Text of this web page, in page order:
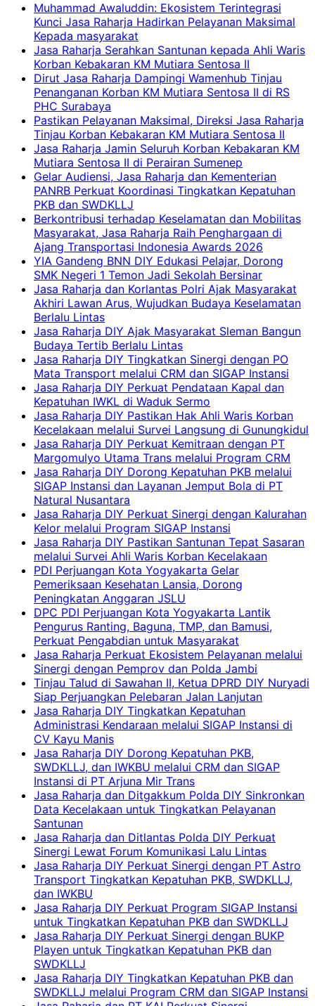
Muhammad Awaluddin: Ekosistem Terintegrasi
Kunci Jasa Raharja Hadirkan Pelayanan Maksimal
Kepada masyarakat
Jasa Raharja Serahkan Santunan kepada Ahli Waris
Korban Kebakaran KM Mutiara Sentosa II
Dirut Jasa Raharja Dampingi Wamenhub Tinjau
Penanganan Korban KM Mutiara Sentosa II di RS
PHC Surabaya
Pastikan Pelayanan Maksimal, Direksi Jasa Raharja
Tinjau Korban Kebakaran KM Mutiara Sentosa II
Jasa Raharja Jamin Seluruh Korban Kebakaran KM
Mutiara Sentosa II di Perairan Sumenep
Gelar Audiensi, Jasa Raharja dan Kementerian
PANRB Perkuat Koordinasi Tingkatkan Kepatuhan
PKB dan SWDKLLJ
Berkontribusi terhadap Keselamatan dan Mobilitas
Masyarakat, Jasa Raharja Raih Penghargaan di
Ajang Transportasi Indonesia Awards 2026
YIA Gandeng BNN DIY Edukasi Pelajar, Dorong
SMK Negeri 1 Temon Jadi Sekolah Bersinar
Jasa Raharja dan Korlantas Polri Ajak Masyarakat
Akhiri Lawan Arus, Wujudkan Budaya Keselamatan
Berlalu Lintas
Jasa Raharja DIY Ajak Masyarakat Sleman Bangun
Budaya Tertib Berlalu Lintas
Jasa Raharja DIY Tingkatkan Sinergi dengan PO
Mata Transport melalui CRM dan SIGAP Instansi
Jasa Raharja DIY Perkuat Pendataan Kapal dan
Kepatuhan IWKL di Waduk Sermo
Jasa Raharja DIY Pastikan Hak Ahli Waris Korban
Kecelakaan melalui Survei Langsung di Gunungkidul
Jasa Raharja DIY Perkuat Kemitraan dengan PT
Margomulyo Utama Trans melalui Program CRM
Jasa Raharja DIY Dorong Kepatuhan PKB melalui
SIGAP Instansi dan Layanan Jemput Bola di PT
Natural Nusantara
Jasa Raharja DIY Perkuat Sinergi dengan Kalurahan
Kelor melalui Program SIGAP Instansi
Jasa Raharja DIY Pastikan Santunan Tepat Sasaran
melalui Survei Ahli Waris Korban Kecelakaan
PDI Perjuangan Kota Yogyakarta Gelar
Pemeriksaan Kesehatan Lansia, Dorong
Peningkatan Anggaran JSLU
DPC PDI Perjuangan Kota Yogyakarta Lantik
Pengurus Ranting, Baguna, TMP, dan Bamusi,
Perkuat Pengabdian untuk Masyarakat
Jasa Raharja Perkuat Ekosistem Pelayanan melalui
Sinergi dengan Pemprov dan Polda Jambi
Tinjau Talud di Sawahan II, Ketua DPRD DIY Nuryadi
Siap Perjuangkan Pelebaran Jalan Lanjutan
Jasa Raharja DIY Tingkatkan Kepatuhan
Administrasi Kendaraan melalui SIGAP Instansi di
CV Kayu Manis
Jasa Raharja DIY Dorong Kepatuhan PKB,
SWDKLLJ, dan IWKBU melalui CRM dan SIGAP
Instansi di PT Arjuna Mir Trans
Jasa Raharja dan Ditgakkum Polda DIY Sinkronkan
Data Kecelakaan untuk Tingkatkan Pelayanan
Santunan
Jasa Raharja dan Ditlantas Polda DIY Perkuat
Sinergi Lewat Forum Komunikasi Lalu Lintas
Jasa Raharja DIY Perkuat Sinergi dengan PT Astro
Transport Tingkatkan Kepatuhan PKB, SWDKLLJ,
dan IWKBU
Jasa Raharja DIY Perkuat Program SIGAP Instansi
untuk Tingkatkan Kepatuhan PKB dan SWDKLLJ
Jasa Raharja DIY Perkuat Sinergi dengan BUKP
Playen untuk Tingkatkan Kepatuhan PKB dan
SWDKLLJ
Jasa Raharja DIY Tingkatkan Kepatuhan PKB dan
SWDKLLJ melalui Program CRM dan SIGAP Instansi